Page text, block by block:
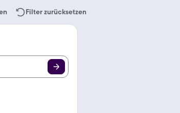
Filter zurücksetzen